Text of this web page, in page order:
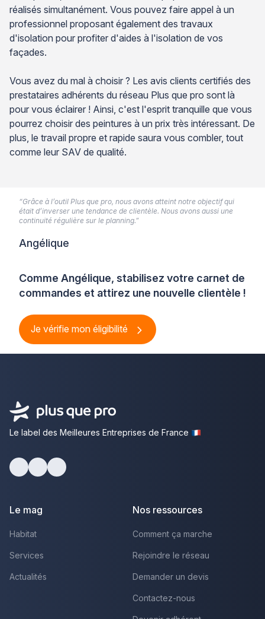
réalisés simultanément. Vous pouvez faire appel à un
professionnel proposant également des travaux
d'isolation pour profiter d'aides à l'isolation de vos
façades.
Vous avez du mal à choisir ? Les avis clients certifiés des
prestataires adhérents du réseau Plus que pro sont là
pour vous éclairer ! Ainsi, c'est l'esprit tranquille que vous
pourrez choisir des peintures à un prix très intéressant. De
plus, le travail propre et rapide saura vous combler, tout
comme leur SAV de qualité.
Comme Angélique, stabilisez votre carnet de
commandes et attirez une nouvelle clientèle !
Je vérifie mon éligibilité
“Grâce à l’outil Plus que pro, nous avons atteint notre objectif qui
était d’inverser une tendance de clientèle. Nous avons aussi une
continuité régulière sur le planning.”
Angélique
Le label des Meilleures Entreprises de France
Le mag
Habitat
Services
Actualités
Nos ressources
Comment ça marche
Rejoindre le réseau
Demander un devis
Contactez-nous